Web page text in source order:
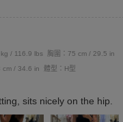
/ 116.9 lbs
胸圍：75 cm / 29.5 in
cm / 34.6 in
體型：H型
sits nicely on the hip.